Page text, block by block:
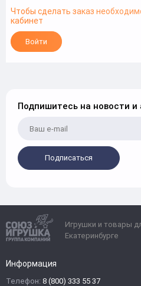
Чтобы сделать заказ
кабинет
Войти
Подпишитесь на новости и
Подписаться
Игрушки и товары
Екатеринбурге
Информация
Телефон: 8 (800) 333 55 37